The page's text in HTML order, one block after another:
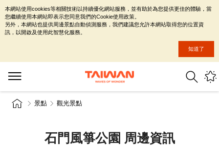
景點 觀光景點
石門風箏公園 周邊資訊
本網站使用cookies等相關技術以持續優化網站服務，並有助於為您提供更佳的體驗，當
您繼續使用本網站即表示您同意我們的Cookie使用政策。
另外，本網站也提供周邊景點自動偵測服務，我們建議您允許本網站取得您的位置資
訊，以開啟及使用此智慧化服務。
知道了